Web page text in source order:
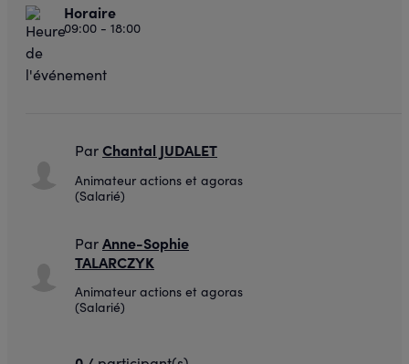
Horaire
09:00 - 18:00
ParChantal JUDALET
Animateur actions et agoras
(Salarié)
ParAnne-Sophie
TALARCZYK
Animateur actions et agoras
(Salarié)